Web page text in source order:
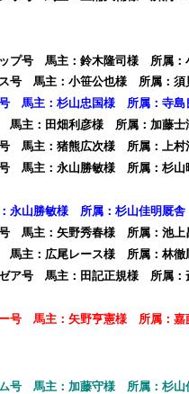
プ号 馬主：鈴木隆司様 所属
号 馬主：小笹公也様 所属：
馬主：杉山忠国様 所属：寺
馬主：田畑利彦様 所属：加藤
号 馬主：猪熊広次様 所属：上
馬主：永山勝敏様 所属：杉
永山勝敏様 所属：杉山佳明厩
号 馬主：矢野秀春様 所属：池
馬主：広尾レース様 所属：林
ゼア号 馬主：田記正規様 所属
ー号 馬主：矢野亨憲様 所属：
ム号 馬主：加藤守様 所属：杉